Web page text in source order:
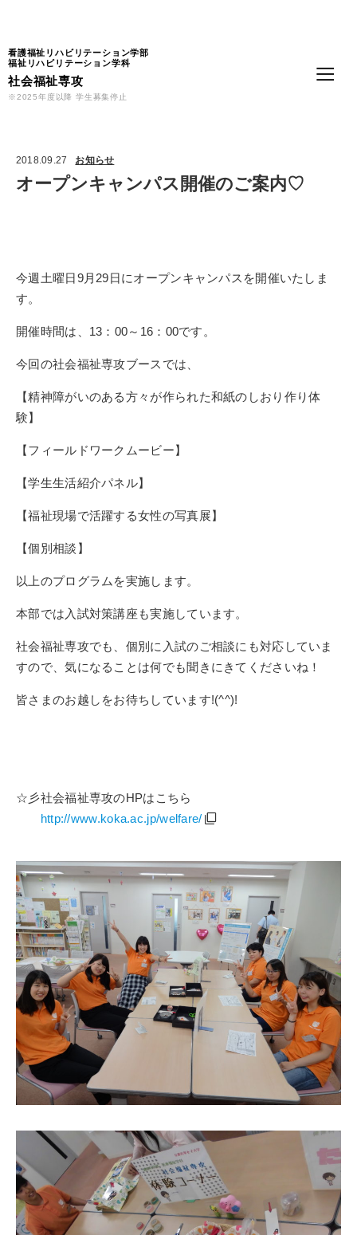
看護福祉リハビリテーション学部
福祉リハビリテーション学科
社会福祉専攻
※2025年度以降 学生募集停止
2018.09.27 お知らせ
オープンキャンパス開催のご案内♡
今週土曜日9月29日にオープンキャンパスを開催いたしま
す。
開催時間は、13：00～16：00です。
今回の社会福祉専攻ブースでは、
【精神障がいのある方々が作られた和紙のしおり作り体
験】
【フィールドワークムービー】
【学生生活紹介パネル】
【福祉現場で活躍する女性の写真展】
【個別相談】
以上のプログラムを実施します。
本部では入試対策講座も実施しています。
社会福祉専攻でも、個別に入試のご相談にも対応していま
すので、気になることは何でも聞きにきてくださいね！
皆さまのお越しをお待ちしています!(^^)!
☆彡社会福祉専攻のHPはこちら
http://www.koka.ac.jp/welfare/